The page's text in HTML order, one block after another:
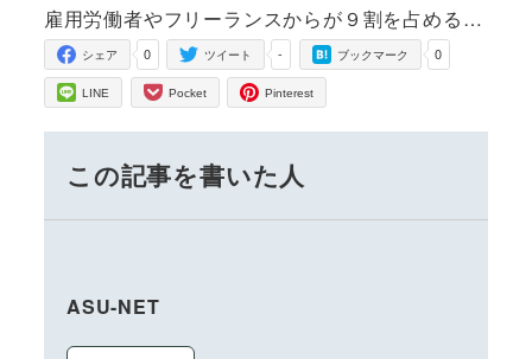
雇用労働者やフリーランスからが９割を占める…
0
シェア -
ツイート 0
ブックマーク
LINE Pocket Pinterest
この記事を書いた人
ASU-NET